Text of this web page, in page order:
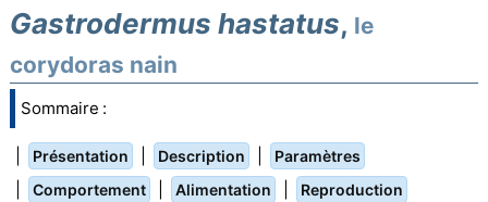
Gastrodermus hastatus, le
corydoras nain
Sommaire :
Présentation Description Paramètres
Comportement Alimentation Reproduction